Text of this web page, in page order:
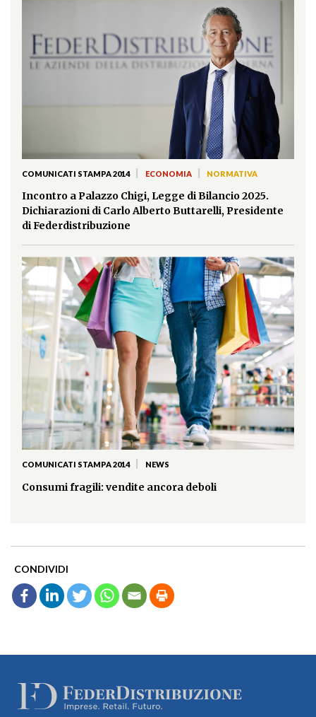
COMUNICATI STAMPA 2014 ECONOMIA NORMATIVA
Incontro a Palazzo Chigi, Legge di Bilancio 2025.
Dichiarazioni di Carlo Alberto Buttarelli, Presidente
di Federdistribuzione
COMUNICATI STAMPA 2014 NEWS
Consumi fragili: vendite ancora deboli
CONDIVIDI